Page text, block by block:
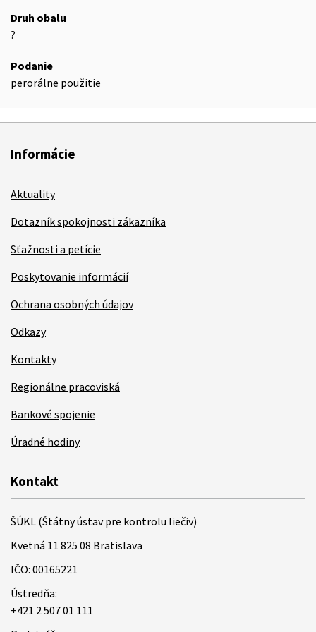
Druh obalu
?
Podanie
perorálne použitie
Informácie
Aktuality
Dotazník spokojnosti zákazníka
Sťažnosti a petície
Poskytovanie informácií
Ochrana osobných údajov
Odkazy
Kontakty
Regionálne pracoviská
Bankové spojenie
Úradné hodiny
Kontakt
ŠÚKL (Štátny ústav pre kontrolu liečiv)
Kvetná 11 825 08 Bratislava
IČO: 00165221
Ústredňa:
+421 2 507 01 111